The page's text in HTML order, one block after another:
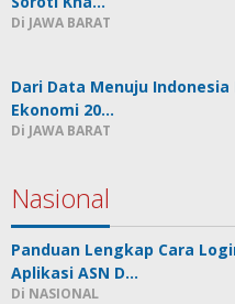
Di JAWA BARAT
Dari Data Menuju Indonesia
Ekonomi 20…
Di JAWA BARAT
Nasional
Panduan Lengkap Cara
Aplikasi ASN D…
Di NASIONAL